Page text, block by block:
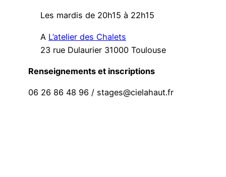
Les mardis de 20h15 à 22h15
A L’atelier des Chalets
23 rue Dulaurier 31000 Toulouse
Renseignements et inscriptions
06 26 86 48 96 / stages@cielahaut.fr